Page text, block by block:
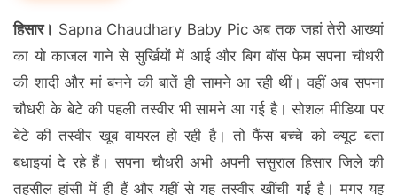
हिसार। Sapna Chaudhary Baby Pic अब तक जहां तेरी आख्‍यां
का यो काजल गाने से सुर्खियों में आई और बिग बॉस फेम सपना चौधरी
की शादी और मां बनने की बातें ही सामने आ रही थीं। वहीं अब सपना
चौधरी के बेटे की पहली तस्‍वीर भी सामने आ गई है। सोशल मीडिया पर
बेटे की तस्‍वीर खूब वायरल हो रही है। तो फैंस बच्‍चे को क्‍यूट बता
बधाइयां दे रहे हैं। सपना चाैधरी अभी अपनी ससुराल हिसार जिले की
तहसील हांसी में ही हैं और यहीं से यह तस्‍वीर खींची गई है। मगर यह